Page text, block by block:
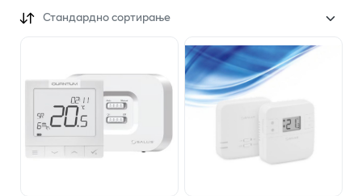
Стандардно сортирање